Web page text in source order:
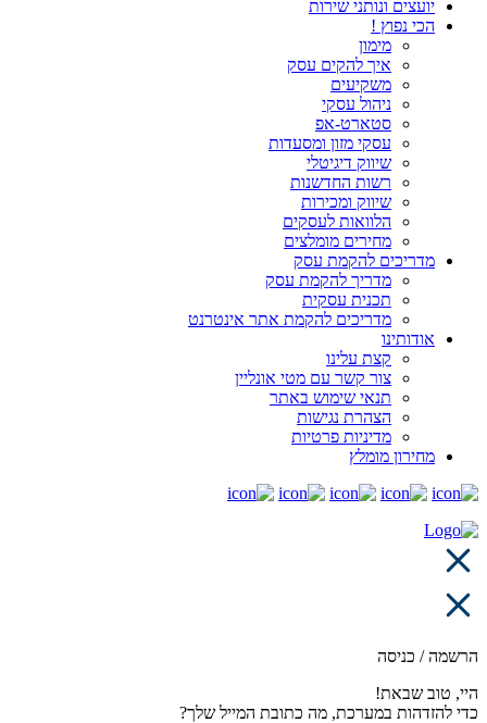
יועצים ונותני שירות
הכי נפוץ !
מימון
איך להקים עסק
משקיעים
ניהול עסקי
סטארט-אפ
עסקי מזון ומסעדות
שיווק דיגיטלי
רשות החדשנות
שיווק ומכירות
הלוואות לעסקים
מחירים מומלצים
מדריכים להקמת עסק
מדריך להקמת עסק
תכנית עסקית
מדריכים להקמת אתר אינטרנט
אודותינו
קצת עלינו
צור קשר עם מטי אונליין
תנאי שימוש באתר
הצהרת נגישות
מדיניות פרטיות
מחירון מומלץ
הרשמה / כניסה
היי, טוב שבאת!
כדי להזדהות במערכת, מה כתובת המייל שלך?